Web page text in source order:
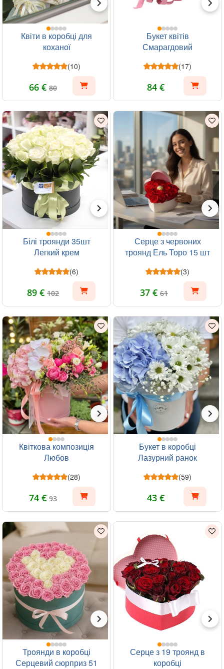
Квіти в коробці для
коханої
(10)
66 € 80
Букет квітів
Смарагдовий
(17)
84 €
Білі троянди 35шт
Легкий крем
(6)
89 € 102
Серце з червоних
троянд Ель Торо 15 шт
(3)
37 € 61
Квіткова композиція
Любов
(28)
74 € 93
Букет в коробці
Лазурний ранок
(59)
43 €
Троянди в коробці
Серцевий сюрприз 51
Серце з 19 троянд в
коробці